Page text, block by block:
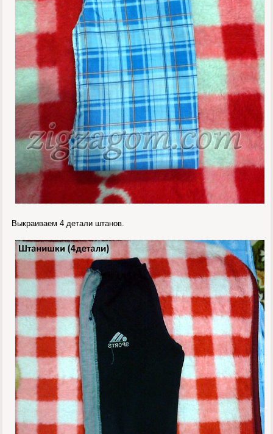
Выкраиваем 4 детали штанов.